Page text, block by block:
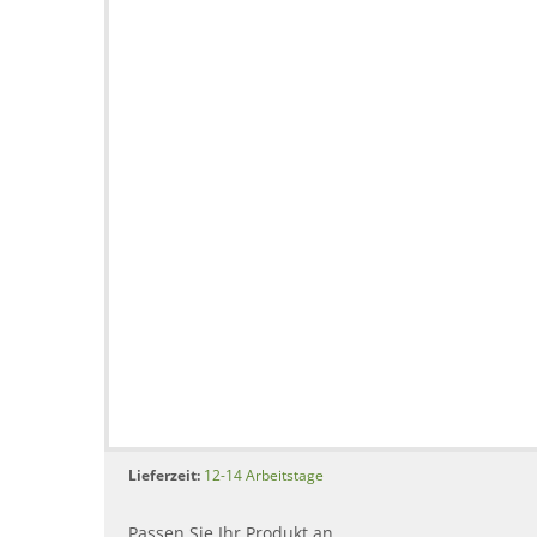
Lieferzeit: 12-14 Arbeitstage